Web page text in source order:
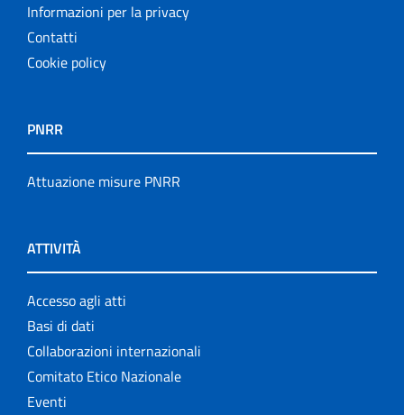
Informazioni per la privacy
Contatti
Cookie policy
PNRR
Attuazione misure PNRR
ATTIVITÀ
Accesso agli atti
Basi di dati
Collaborazioni internazionali
Comitato Etico Nazionale
Eventi